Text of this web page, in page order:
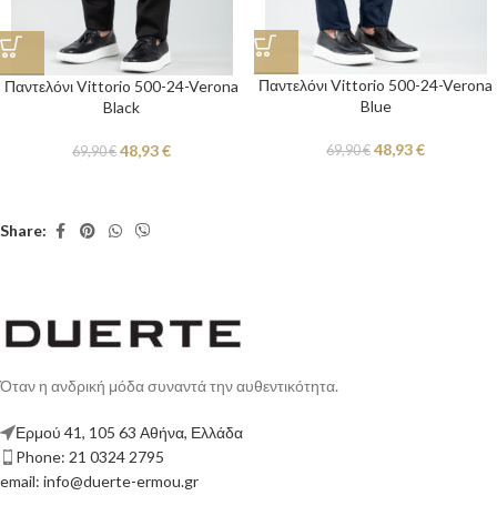
Παντελόνι Vittorio 500-24-Verona
Black
69,90€ 48,93€
Παντελόνι Vittorio 500-24-Verona
Blue
69,90€ 48,93€
Share:
Όταν η ανδρική μόδα συναντά την αυθεντικότητα.
Ερμού 41, 105 63 Αθήνα, Ελλάδα
Phone: 21 0324 2795
email: info@duerte-ermou.gr